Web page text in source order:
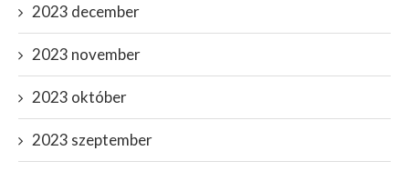
2023 december
2023 november
2023 október
2023 szeptember